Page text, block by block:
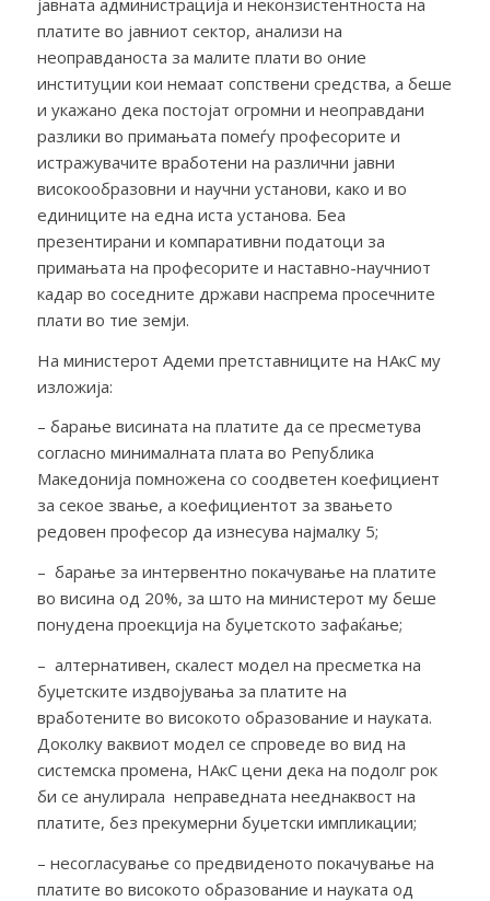
платите во јавниот сектор, анализи на
неоправданоста за малите плати во оние
институции кои немаат сопствени средства, а беше
и укажано дека постојат огромни и неоправдани
разлики во примањата помеѓу професорите и
истражувачите вработени на различни јавни
високообразовни и научни установи, како и во
единиците на една иста установа. Беа
презентирани и компаративни податоци за
примањата на професорите и наставно-научниот
кадар во соседните држави наспрема просечните
плати во тие земји.
На министерот Адеми претставниците на НАкС му
изложија:
– барање висината на платите да се пресметува
согласно минималната плата во Република
Македонија помножена со соодветен коефициент
за секое звање, а коефициентот за звањето
редовен професор да изнесува најмалку 5;
– барање за интервентно покачување на платите
во висина од 20%, за што на министерот му беше
понудена проекција на буџетското зафаќање;
– алтернативен, скалест модел на пресметка на
буџетските издвојувања за платите на
вработените во високото образование и науката.
Доколку ваквиот модел се спроведе во вид на
системска промена, НАкС цени дека на подолг рок
би се анулирала неправедната нееднаквост на
платите, без прекумерни буџетски импликации;
– несогласување со предвиденото покачување на
платите во високото образование и науката од